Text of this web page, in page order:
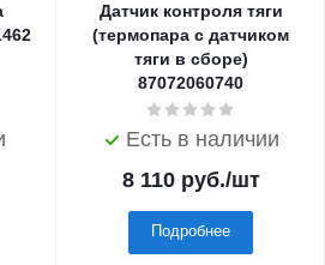
Датчик контроля тяги
(термопара с датчиком
тяги в сборе)
87072060740
Есть в наличии
8 110руб./шт
Подробнее